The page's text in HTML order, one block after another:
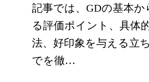
記事では、GDの基本か
る評価ポイント、具体
法、好印象を与える立
でを徹…